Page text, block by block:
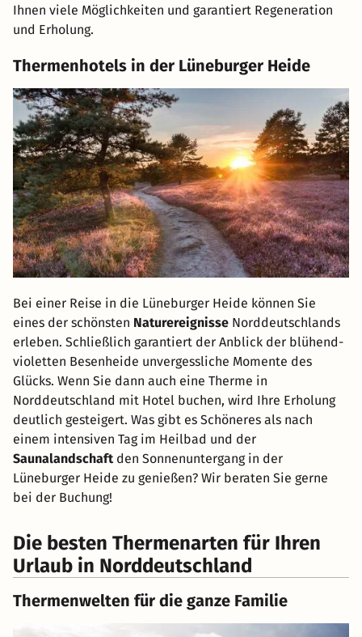
Ihnen viele Möglichkeiten und garantiert Regeneration
und Erholung.
Thermenhotels in der Lüneburger Heide
Bei einer Reise in die Lüneburger Heide können Sie
eines der schönsten Naturereignisse Norddeutschlands
erleben. Schließlich garantiert der Anblick der blühend-
violetten Besenheide unvergessliche Momente des
Glücks. Wenn Sie dann auch eine Therme in
Norddeutschland mit Hotel buchen, wird Ihre Erholung
deutlich gesteigert. Was gibt es Schöneres als nach
einem intensiven Tag im Heilbad und der
Saunalandschaftden Sonnenuntergang in der
Lüneburger Heide zu genießen? Wir beraten Sie gerne
bei der Buchung!
Die besten Thermenarten für Ihren
Urlaub in Norddeutschland
Thermenwelten für die ganze Familie